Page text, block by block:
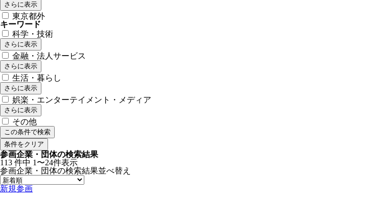
さらに表示
東京都外
キーワード
科学・技術
さらに表示
金融・法人サービス
さらに表示
生活・暮らし
さらに表示
娯楽・エンターテイメント・メディア
さらに表示
その他
この条件で検索
条件をクリア
参画企業・団体の検索結果
113 件中 1〜24件表示
参画企業・団体の検索結果並べ替え
新規参画